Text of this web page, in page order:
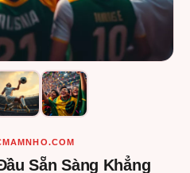
Sẵn Sàng Khẳng